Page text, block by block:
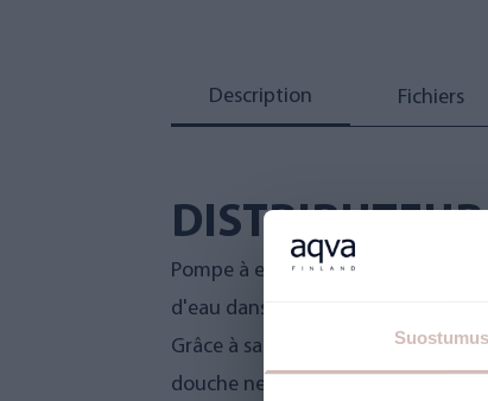
Suostumus
Description Fichiers
Pompe à eau compacte Grundfos
d'eau dans les maisons
Grâce à sa pression constante
douche ne sera jamais à court